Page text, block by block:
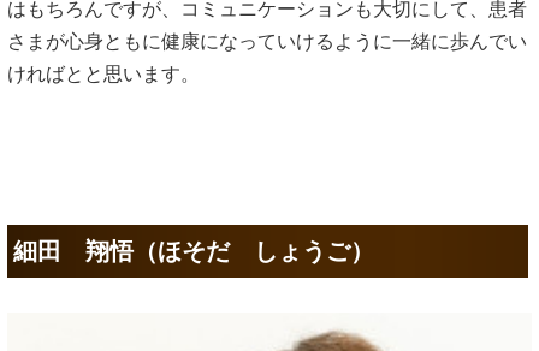
はもちろんですが、コミュニケーションも大切にして、患者
さまが心身ともに健康になっていけるように一緒に歩んでい
ければとと思います。
細田 翔悟（ほそだ しょうご）